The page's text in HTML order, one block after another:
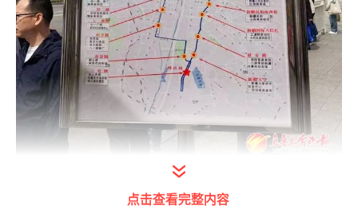
打开今日头条查看图片详情
4月19日，记者在七一酱园公交车站看
点击查看完整内容